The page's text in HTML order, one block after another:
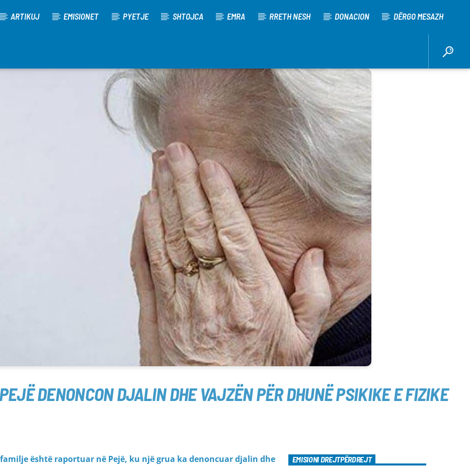
ARTIKUJ EMISIONET PYETJE SHTOJCA EMRA RRETH NESH DONACION DËRGO MESAZH
DENONCON DJALIN DHE VAJZËN PËR DHUNË PSIKIKE E FIZIKE
është raportuar në Pejë, ku një grua ka denoncuar djalin dhe
EMISIONI DREJTPËRDREJT